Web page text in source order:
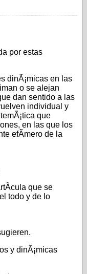
por estas
dinÃ¡micas en las
o se alejan
dan sentido a las
individual y
que
en las que los
efÃ­mero de la
que se
todo y de lo
y dinÃ¡micas